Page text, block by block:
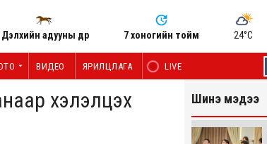
Дэлхийн адууны өдөр 7 хоногийн тойм 24°C
ВИДЕО ЯРИЛЦЛАГА LIVE
хэлэлцэх
Шинэ мэдээ